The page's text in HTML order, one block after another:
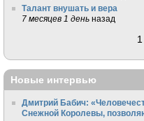
Талант внушать и вера
7 месяцев 1 день назад
Новые интервью
Дмитрий Бабич:
Снежной Королевы,